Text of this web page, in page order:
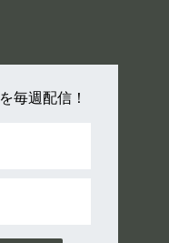
毎週配信！